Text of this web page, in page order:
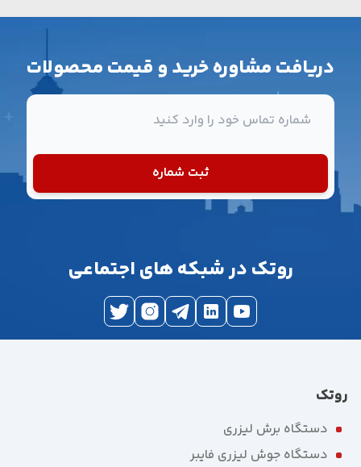
دریافت مشاوره خرید و قیمت محصولات
شماره تماس
ثبت شماره
روتک در شبکه های اجتماعی
روتک
دستگاه برش لیزری
دستگاه جوش لیزری فایبر